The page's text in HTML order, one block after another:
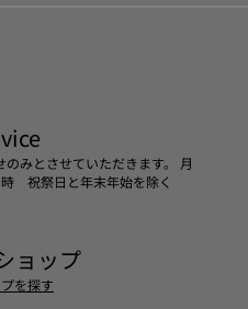
のみとさせていただきます。 月
祝祭日と年末年始を除く
ョップ
を探す